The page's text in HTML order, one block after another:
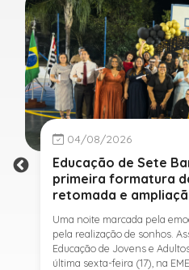
04/08/2026
Educação de Sete
primeira formatura
retomada e
Uma noite marcada pela
pela realização de sonhos.
Educação de Jovens e
última sexta-feira (17), na